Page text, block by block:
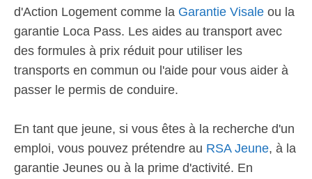
d'Action Logement comme la Garantie Visale ou la
garantie Loca Pass. Les aides au transport avec
des formules à prix réduit pour utiliser les
transports en commun ou l'aide pour vous aider à
passer le permis de conduire.
En tant que jeune, si vous êtes à la recherche d'un
emploi, vous pouvez prétendre au RSA Jeune, à la
garantie Jeunes ou à la prime d'activité. En